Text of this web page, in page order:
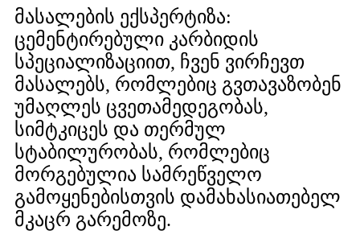
მასალების ექსპერტიზა:
ცემენტირებული კარბიდის
სპეციალიზაციით, ჩვენ ვირჩევთ
მასალებს, რომლებიც გვთავაზობენ
უმაღლეს ცვეთამედეგობას,
სიმტკიცეს და თერმულ
სტაბილურობას, რომლებიც
მორგებულია სამრეწველო
გამოყენებისთვის დამახასიათებელ
მკაცრ გარემოზე.